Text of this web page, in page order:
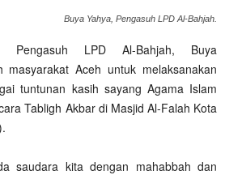
Buya Yahya, Pengasuh LPD Al-Bahjah.
Pengasuh LPD Al-Bahjah, Buya
masyarakat Aceh untuk melaksanakan
tuntunan kasih sayang Agama Islam
Tabligh Akbar di Masjid Al-Falah Kota
saudara kita dengan mahabbah dan